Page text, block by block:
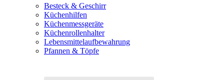
Besteck & Geschirr
Küchenhilfen
Küchenmessgeräte
Küchenrollenhalter
Lebensmittelaufbewahrung
Pfannen & Töpfe